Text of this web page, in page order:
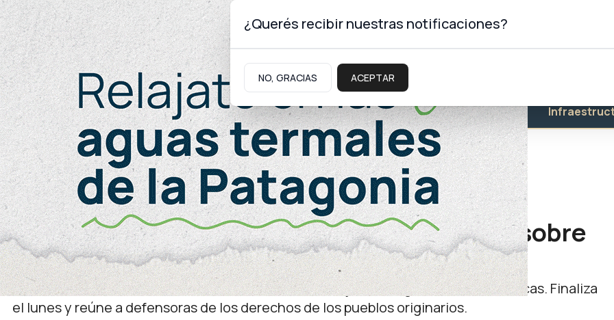
Viernes 7 deAgosto de 2026
Neuquinidad Gabinete Turismo Educación Salud
Gabinete
En Perú
RTN participa de un encuentro continental sobre
comunicación y derechos indígenas
Se trata del Encuentro del Enlace Continental de Mujeres Indígenas de las Américas. Finaliza
el lunes y reúne a defensoras de los derechos de los pueblos originarios.
¿Querés recibir nuestras notificaciones?
NO, GRACIAS ACEPTAR